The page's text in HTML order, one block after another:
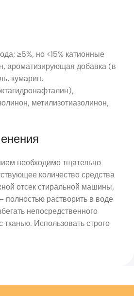
≥5%, но <15% катионные
ароматизирующая добавка (в
кумарин,
метилизотиазолинон,
необходимо тщательно
количество средства
отсек стиральной машины,
полностью растворить в воде
непосредственного
тканью. Использовать строго